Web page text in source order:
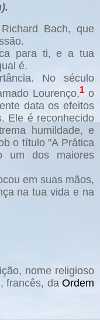
Bach, que
para ti, e a tua
é.
No século
Lourenço,1 o
data os efeitos
Ele é reconhecido
humildade, e
o título "A Prática
um dos maiores
em suas mãos,
na tua vida e na
nome religioso
francês, da Ordem